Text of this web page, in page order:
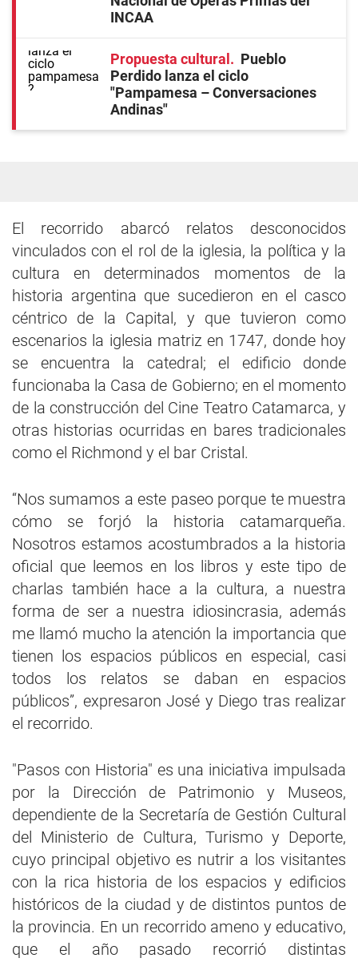
INCAA
Propuesta cultural
Pueblo
Perdido lanza el ciclo
"Pampamesa – Conversaciones
Andinas"
El recorrido abarcó relatos desconocidos
vinculados con el rol de la iglesia, la política y la
cultura en determinados momentos de la
historia argentina que sucedieron en el casco
céntrico de la Capital, y que tuvieron como
escenarios la iglesia matriz en 1747, donde hoy
se encuentra la catedral; el edificio donde
funcionaba la Casa de Gobierno; en el momento
de la construcción del Cine Teatro Catamarca, y
otras historias ocurridas en bares tradicionales
como el Richmond y el bar Cristal.
“Nos sumamos a este paseo porque te muestra
cómo se forjó la historia catamarqueña.
Nosotros estamos acostumbrados a la historia
oficial que leemos en los libros y este tipo de
charlas también hace a la cultura, a nuestra
forma de ser a nuestra idiosincrasia, además
me llamó mucho la atención la importancia que
tienen los espacios públicos en especial, casi
todos los relatos se daban en espacios
públicos”, expresaron José y Diego tras realizar
el recorrido.
"Pasos con Historia" es una iniciativa impulsada
por la Dirección de Patrimonio y Museos,
dependiente de la Secretaría de Gestión Cultural
del Ministerio de Cultura, Turismo y Deporte,
cuyo principal objetivo es nutrir a los visitantes
con la rica historia de los espacios y edificios
históricos de la ciudad y de distintos puntos de
la provincia. En un recorrido ameno y educativo,
que el año pasado recorrió distintas